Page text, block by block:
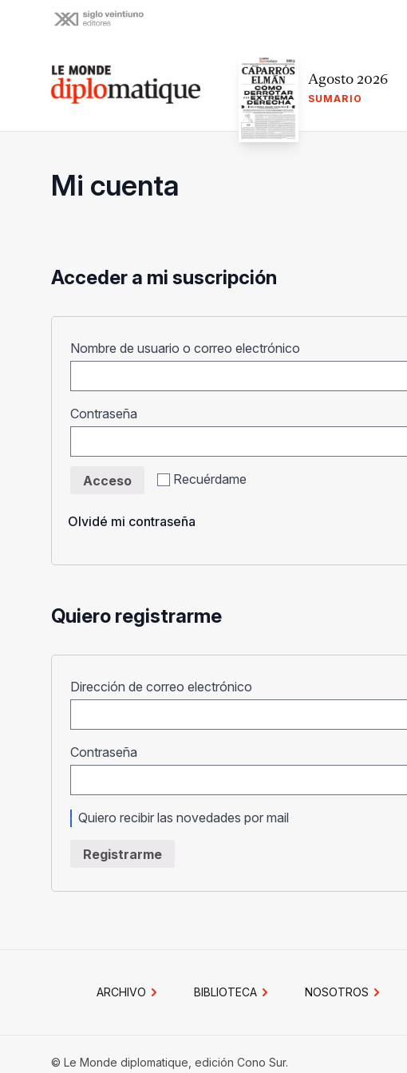
Le monde diplomatique Agosto 2026
SUMARIO
Mi cuenta
Acceder a mi suscripción
Nombre de usuario o correo electrónico
Contraseña
Recuérdame
Acceso
Olvidé mi contraseña
Quiero registrarme
Dirección de correo electrónico
Contraseña
Quiero recibir las novedades por mail
Registrarme
ARCHIVO BIBLIOTECA NOSOTROS
© Le Monde diplomatique, edición Cono Sur.